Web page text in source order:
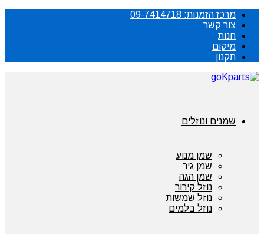
מרכז הזמנות: 09-7414718
צור קשר
חנות
מיקום
תקנון
שמנים ונוזלים
שמן מנוע
שמן גיר
שמן הגה
נוזל קירור
נוזל שמשות
נוזל בלמים